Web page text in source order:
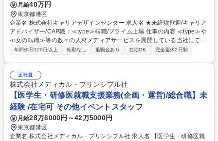
月給40万円
東京都港区
企業名 株式会社キャリアデザインセンター 求人名 ★未経験歓迎/キャリア
アドバイザー/CAP職：≪type≫転職/プライム上場 仕事の内容 ≪type≫や
≪女の転職≫等の数々の人材メディアサービスを展開している当社にて、
キャリアアドバイザーとして、転職を希望されている方の転職支援をご担
りの“本質的なキャリア”を提案しながら、転職支援を行うのがミッション
です。面談前の準備～カウンセリング、求人のご提案～面接調整や面接対
策～ご入社後のフォローに至るまで、企業と転職者にとっての最高のご縁
を提供します。 募集職種 ★未経験歓迎/キャリアアドバイザー/CAP職：≪
type≫転職/プライム上場
年間休日120日以上 転勤なし 退職金あり 在宅OK 完全週休2日制
正社員
株式会社メディカル・プリンシプル社
【医学生・研修医就職支援業務(企画・運営)/総合職】未
経験 /在宅可 その他イベントスタッフ
月給28万6000円～42万5000円
東京都港区
企業名 株式会社メディカル・プリンシプル社 求人名 【医学生・研修医就